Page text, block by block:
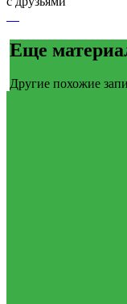
Еще
Другие похожие